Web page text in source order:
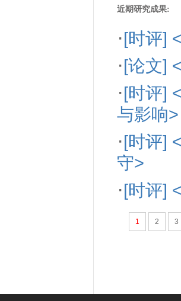
近期研究成果:
·[时评]
·[论文]
·[时评]
与影响>
·[时评]
守>
·[时评]
1 2 3